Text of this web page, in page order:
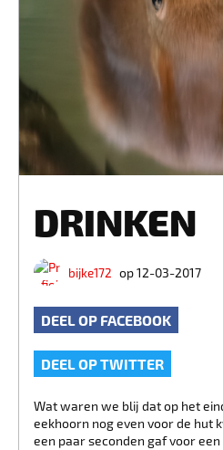
DRINKEN
bijke172 op 12-03-2017
DEEL OP FACEBOOK
DEEL OP TWITTER
Wat waren we blij dat op het
eekhoorn nog even voor de hut
een paar seconden gaf voor